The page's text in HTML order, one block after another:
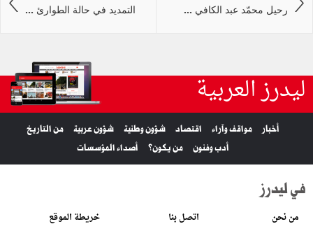
التمديد في حالة الطوارئ ... رحيل محمّد عبد الكافي ...
ليدرز العربية
أخبار مواقف وآراء اقتصاد شؤون وطنية شؤون عربية
من التاريخ
أدب وفنون
من يكون؟ أصداء المؤسسات
في ليدرز
من نحن اتصل بنا خريطة الموقع